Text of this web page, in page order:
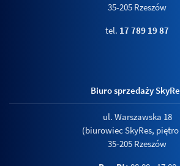
35-205 Rzeszów
tel. 17 789 19 87
Biuro sprzedaży
ul. Warszawska 18
(biurowiec SkyRes, piętro
35-205 Rzeszów